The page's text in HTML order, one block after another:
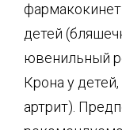
детей
ювенильный
Крона у
артрит).